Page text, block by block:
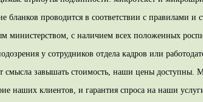
бланков проводится в соответствии с правилами и
министерством, с наличием всех положенных
у сотрудников отдела кадров или
смысла завышать стоимость, наши цены доступны.
наших клиентов, и гарантия спроса на наши